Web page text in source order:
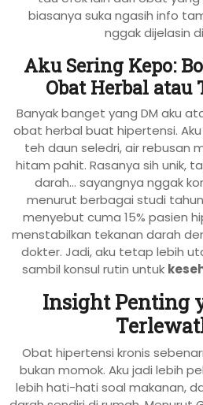
biasanya suka ngasih info
nggak dijelasin
Aku Sering Kepo:
Obat Herbal atau
Banyak banget yang DM aku
obat herbal buat hipertensi.
teh daun seledri, air rebusan
hitam pahit. Rasanya sih unik,
darah… sayangnya nggak
menurut berbagai studi
menyebut cuma 15% pasien
menstabilkan tekanan darah
dokter. Jadi, aku tetap lebih
sambil konsul rutin untuk
Insight Penting
Obat hipertensi kronis
bukan momok. Aku jadi lebih
lebih hati-hati soal makanan,